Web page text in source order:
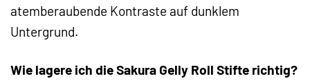
atemberaubende Kontraste auf dunklem
Untergrund.
Wie lagere ich die Sakura Gelly Roll Stifte richtig?